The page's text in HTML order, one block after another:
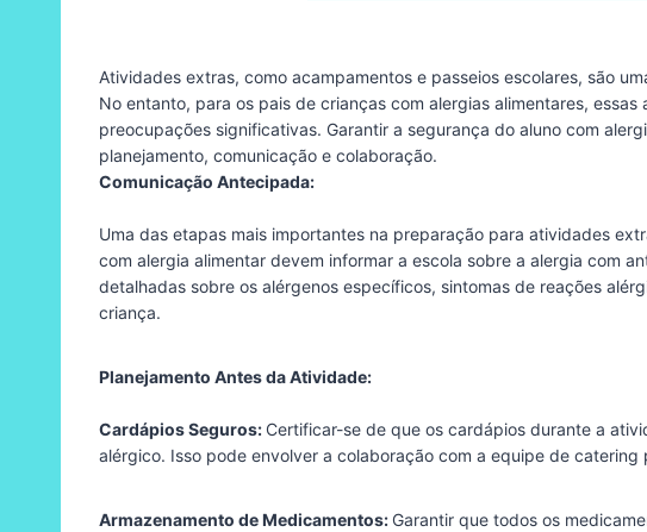
Atividades extras, como acampamentos e passeios escolares, são
No entanto, para os pais de crianças com alergias alimentares,
preocupações significativas. Garantir a segurança do aluno com
planejamento, comunicação e colaboração.
Comunicação Antecipada:
Uma das etapas mais importantes na preparação para atividades
com alergia alimentar devem informar a escola sobre a alergia com
detalhadas sobre os alérgenos específicos, sintomas de reações
criança.
Planejamento Antes da Atividade:
Cardápios Seguros: Certificar-se de que os cardápios durante a
alérgico. Isso pode envolver a colaboração com a equipe de
Armazenamento de Medicamentos: Garantir que todos os